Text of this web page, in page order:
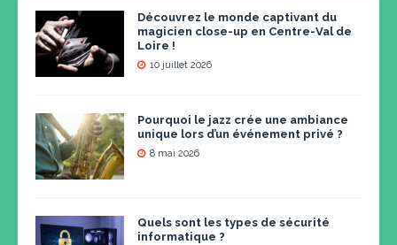
Découvrez le monde captivant du
magicien close-up en Centre-Val de
Loire !
10 juillet 2026
Pourquoi le jazz crée une ambiance
unique lors d’un événement privé ?
8 mai 2026
Quels sont les types de sécurité
informatique ?